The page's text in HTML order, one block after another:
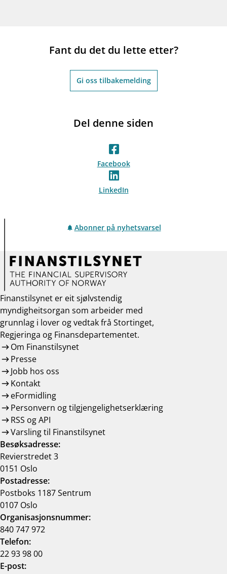
Fant du det du lette etter?
Gi oss tilbakemelding
Del denne siden
Facebook
LinkedIn
Abonner på nyhetsvarsel
Finanstilsynet er eit sjølvstendig
myndigheitsorgan som arbeider med
grunnlag i lover og vedtak frå Stortinget,
Regjeringa og Finansdepartementet.
Om Finanstilsynet
Presse
Jobb hos oss
Kontakt
eFormidling
Personvern og tilgjengelighetserklæring
RSS og API
Varsling til Finanstilsynet
Besøksadresse:
Revierstredet 3
0151 Oslo
Postadresse:
Postboks 1187 Sentrum
0107 Oslo
Organisasjonsnummer:
840 747 972
Telefon:
22 93 98 00
E-post: